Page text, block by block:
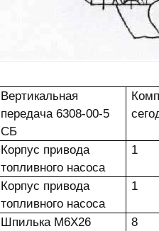
Вертикальная
передача 6308-00-5
СБ
Корпус привода
топливного насоса
1
Корпус привода
топливного насоса
1
Шпилька М6Х26
8